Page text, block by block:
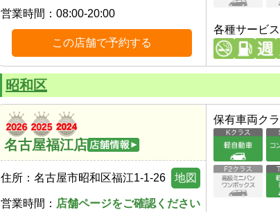
営業時間： 08:00-20:00
この店舗で予約する
各種サービス
昭和区
名古屋福江店
住所： 名古屋市昭和区福江1-1-26 地図
営業時間： 店舗ページをご確認ください
保有車両ク